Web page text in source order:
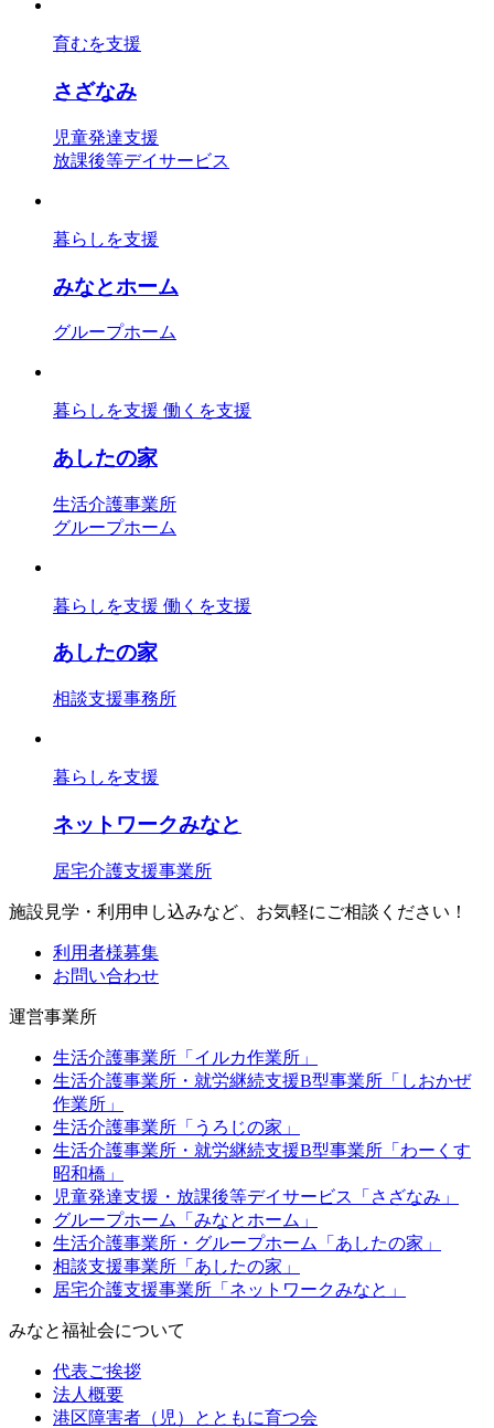
育むを支援
さざなみ
児童発達支援
放課後等デイサービス
暮らしを支援
みなとホーム
グループホーム
暮らしを支援 働くを支援
あしたの家
生活介護事業所
グループホーム
暮らしを支援 働くを支援
あしたの家
相談支援事務所
暮らしを支援
ネットワークみなと
居宅介護支援事業所
施設見学・利用申し込みなど、お気軽にご相談ください！
利用者様募集
お問い合わせ
運営事業所
生活介護事業所「イルカ作業所」
生活介護事業所・就労継続支援B型事業所「しおかぜ
作業所」
生活介護事業所「うろじの家」
生活介護事業所・就労継続支援B型事業所「わーくす
昭和橋」
児童発達支援・放課後等デイサービス「さざなみ」
グループホーム「みなとホーム」
生活介護事業所・グループホーム「あしたの家」
相談支援事業所「あしたの家」
居宅介護支援事業所「ネットワークみなと」
みなと福祉会について
代表ご挨拶
法人概要
港区障害者（児）とともに育つ会